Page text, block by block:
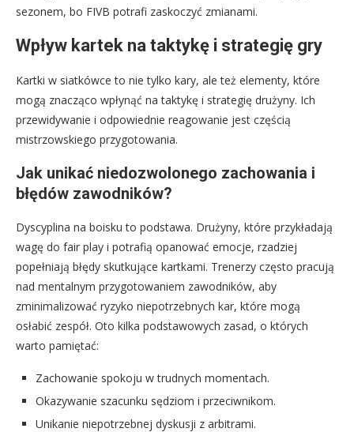
sezonem, bo FIVB potrafi zaskoczyć zmianami.
Wpływ kartek na taktykę i strategię gry
Kartki w siatkówce to nie tylko kary, ale też elementy, które
mogą znacząco wpłynąć na taktykę i strategię drużyny. Ich
przewidywanie i odpowiednie reagowanie jest częścią
mistrzowskiego przygotowania.
Jak unikać niedozwolonego zachowania i
błędów zawodników?
Dyscyplina na boisku to podstawa. Drużyny, które przykładają
wagę do fair play i potrafią opanować emocje, rzadziej
popełniają błędy skutkujące kartkami. Trenerzy często pracują
nad mentalnym przygotowaniem zawodników, aby
zminimalizować ryzyko niepotrzebnych kar, które mogą
osłabić zespół. Oto kilka podstawowych zasad, o których
warto pamiętać:
Zachowanie spokoju w trudnych momentach.
Okazywanie szacunku sędziom i przeciwnikom.
Unikanie niepotrzebnej dyskusji z arbitrami.